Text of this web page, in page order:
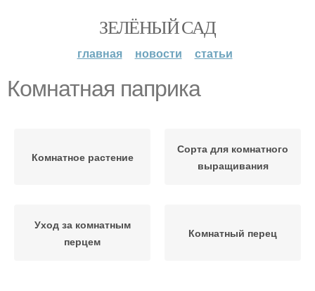
ЗЕЛЁНЫЙ САД
главная новости статьи
Комнатная паприка
Комнатное растение
Сорта для комнатного
выращивания
Уход за комнатным
перцем
Комнатный перец